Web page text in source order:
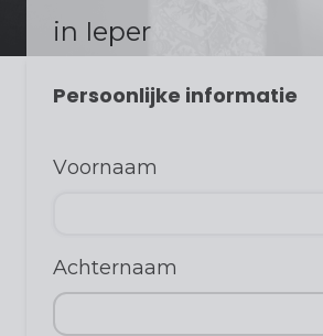
in Ieper
Persoonlijke informatie
Voornaam
Achternaam